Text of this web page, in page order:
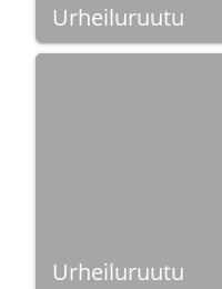
Urheiluruutu
Urheiluruutu